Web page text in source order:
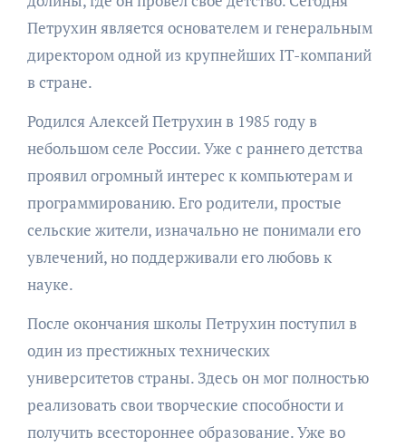
Петрухин является основателем и генеральным
директором одной из крупнейших IT-компаний
в стране.
Родился Алексей Петрухин в 1985 году в
небольшом селе России. Уже с раннего детства
проявил огромный интерес к компьютерам и
программированию. Его родители, простые
сельские жители, изначально не понимали его
увлечений, но поддерживали его любовь к
науке.
После окончания школы Петрухин поступил в
один из престижных технических
университетов страны. Здесь он мог полностью
реализовать свои творческие способности и
получить всестороннее образование. Уже во